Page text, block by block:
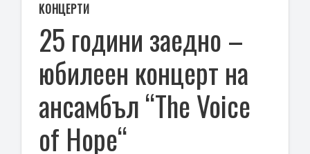
КОНЦЕРТИ
25 години заедно –
юбилеен концерт на
ансамбъл “The Voice
of Hope“